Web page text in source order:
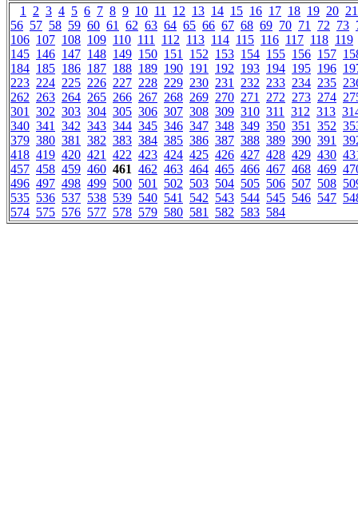
1 2 3 4 5 6 7 8 9 10 11 12 13 14 15 16 17 18 19 20 21
56 57 58 59 60 61 62 63 64 65 66 67 68 69 70 71 72 73
106 107 108 109 110 111 112 113 114 115 116 117 118 119
145 146 147 148 149 150 151 152 153 154 155 156 157
184 185 186 187 188 189 190 191 192 193 194 195 196
223 224 225 226 227 228 229 230 231 232 233 234 235
262 263 264 265 266 267 268 269 270 271 272 273 274
301 302 303 304 305 306 307 308 309 310 311 312 313
340 341 342 343 344 345 346 347 348 349 350 351 352
379 380 381 382 383 384 385 386 387 388 389 390 391
418 419 420 421 422 423 424 425 426 427 428 429 430
457 458 459 460 461 462 463 464 465 466 467 468 469
496 497 498 499 500 501 502 503 504 505 506 507 508
535 536 537 538 539 540 541 542 543 544 545 546 547
574 575 576 577 578 579 580 581 582 583 584